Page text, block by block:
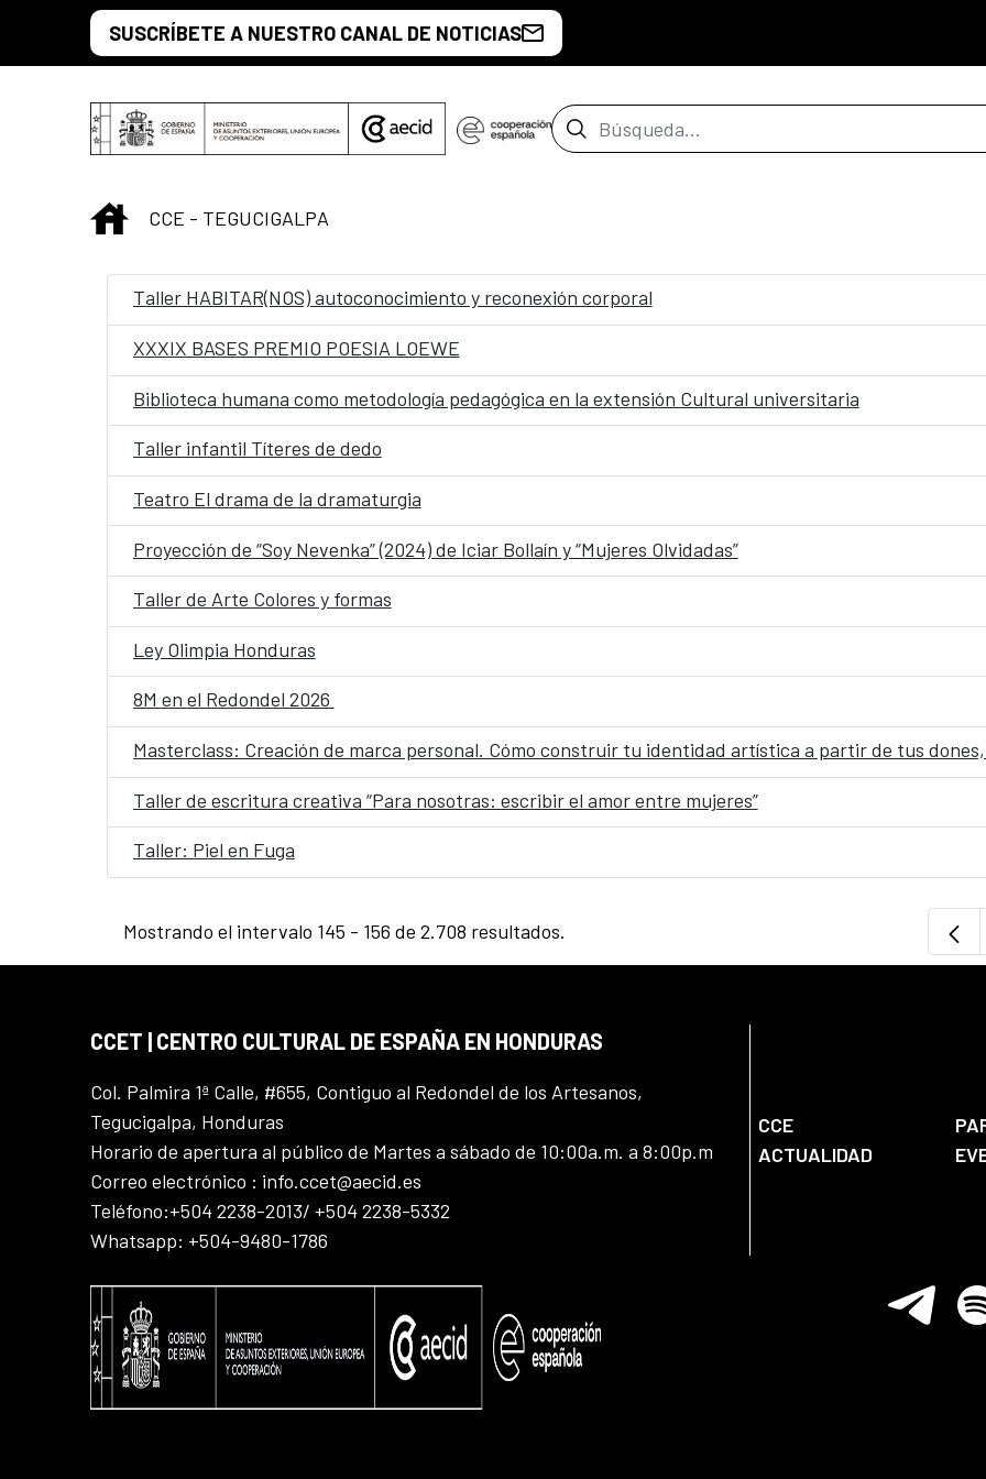
Saltar al contenido principal
SUSCRÍBETE A NUESTRO CANAL DE NOTICIAS
Barra de búsqueda
INICIO
CCE - TEGUCIGALPA
Taller HABITAR(NOS) autoconocimiento y reconexión corporal
XXXIX BASES PREMIO POESIA LOEWE
Biblioteca humana como metodología pedagógica en la extensión Cultural universitaria
Taller infantil Títeres de dedo
Teatro El drama de la dramaturgia
Proyección de “Soy Nevenka” (2024) de Iciar Bollaín y “Mujeres Olvidadas”
Taller de Arte Colores y formas
Ley Olimpia Honduras
8M en el Redondel 2026
Masterclass: Creación de marca personal. Cómo construir tu identidad artística a partir de tus
Taller de escritura creativa “Para nosotras: escribir el amor entre mujeres”
Taller: Piel en Fuga
Mostrando el intervalo 145 - 156 de 2.708 resultados.
CCET | CENTRO CULTURAL DE ESPAÑA EN HONDURAS
Col. Palmira 1ª Calle, #655, Contiguo al Redondel de los Artesanos,
Tegucigalpa, Honduras
Horario de apertura al público de Martes a sábado de 10:00a.m. a 8:00p.m
Correo electrónico : info.ccet@aecid.es
Teléfono:+504 2238-2013/ +504 2238-5332
Whatsapp: +504-9480-1786
CCE
ACTUALIDAD
Telegram